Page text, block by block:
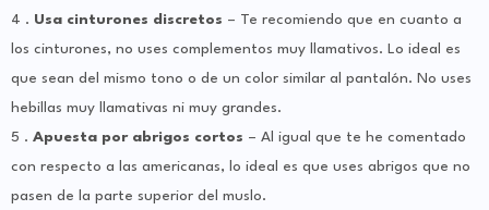
4 . Usa cinturones discretos – Te recomiendo que en cuanto a
los cinturones, no uses complementos muy llamativos. Lo ideal es
que sean del mismo tono o de un color similar al pantalón. No uses
hebillas muy llamativas ni muy grandes.
5 . Apuesta por abrigos cortos – Al igual que te he comentado
con respecto a las americanas, lo ideal es que uses abrigos que no
pasen de la parte superior del muslo.